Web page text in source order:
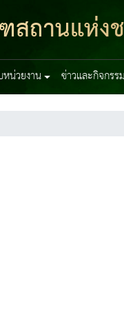
ถานแห่ง
หน่วยงาน ข่าวและกิจกรรม